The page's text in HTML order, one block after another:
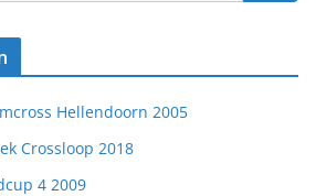
Hellendoorn 2005
Crossloop 2018
4 2009